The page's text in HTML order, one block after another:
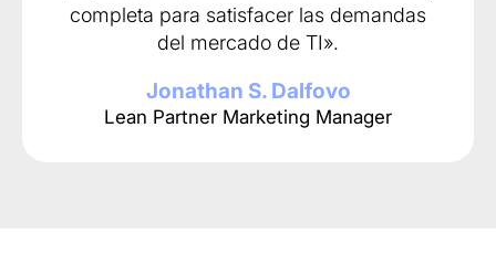
completa para satisfacer las demandas
del mercado de TI».
Jonathan S. Dalfovo
Lean Partner Marketing Manager